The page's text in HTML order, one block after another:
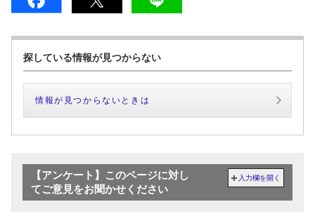
探している情報が見つからない
情報が見つからないときは
【アンケート】このページに対し
てご意見をお聞かせください
入力欄を開く